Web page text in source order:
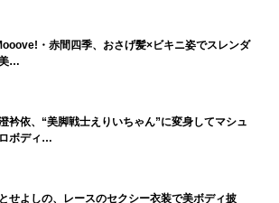
・赤間四季、おさげ髪×ビキニ姿でスレンダ
…
衿依、“美脚戦士えりいちゃん”に変身してマシュ
ボディ…
せよしの、レースのセクシー衣装で美ボディ披